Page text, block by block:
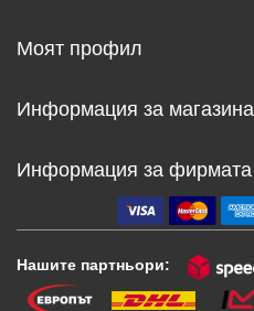
Моят профил
Информация за магазина
Информация за фирмата
Нашите партньори: